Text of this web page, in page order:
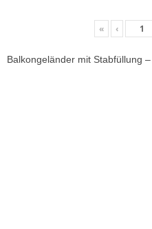
« ‹
Balkongeländer mit Stabfüllung